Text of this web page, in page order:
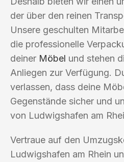
der über den reinen
Unsere geschulten
die professionelle
deiner Möbel und stehen
Anliegen zur Verfügung.
verlassen, dass deine
Gegenstände sicher und
von Ludwigshafen am
Vertraue auf den
Ludwigshafen am Rhein